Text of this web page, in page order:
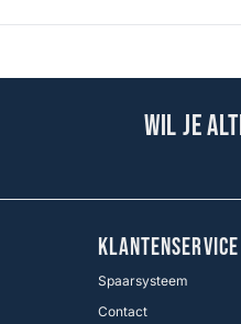
Wil je
KLANTENSERVICE
Spaarsysteem
Contact